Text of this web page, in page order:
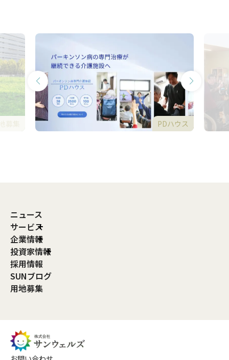
PDハウス
ニュース
サービス
企業情報
投資家情報
採用情報
SUNブログ
用地募集